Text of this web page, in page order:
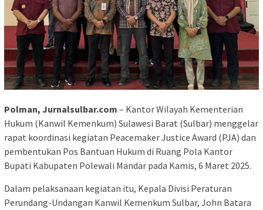
Polman, Jurnalsulbar.com – Kantor Wilayah Kementerian
Hukum (Kanwil Kemenkum) Sulawesi Barat (Sulbar) menggelar
rapat koordinasi kegiatan Peacemaker Justice Award (PJA) dan
pembentukan Pos Bantuan Hukum di Ruang Pola Kantor
Bupati Kabupaten Polewali Mandar pada Kamis, 6 Maret 2025.
Dalam pelaksanaan kegiatan itu, Kepala Divisi Peraturan
Perundang-Undangan Kanwil Kemenkum Sulbar, John Batara